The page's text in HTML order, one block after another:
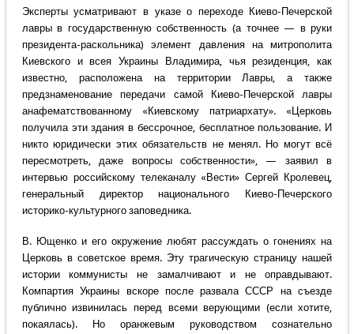
Эксперты усматривают в указе о переходе Киево-Печерской
лавры в государственную собственность (а точнее — в руки
президента-раскольника) элемент давления на митрополита
Киевского и всея Украины Владимира, чья резиденция, как
известно, расположена на территории Лавры, а также
предзнаменование передачи самой Киево-Печерской лавры
анафематствованному «Киевскому патриархату». «Церковь
получила эти здания в бессрочное, бесплатное пользование. И
никто юридически этих обязательств не менял. Но могут всё
пересмотреть, даже вопросы собственности», — заявил в
интервью российскому телеканалу «Вести» Сергей Кролевец,
генеральный директор национального Киево-Печерского
историко-культурного заповедника.
В. Ющенко и его окружение любят рассуждать о гонениях на
Церковь в советское время. Эту трагическую страницу нашей
истории коммунисты не замалчивают и не оправдывают.
Компартия Украины вскоре после развала СССР на съезде
публично извинилась перед всеми верующими (если хотите,
покаялась). Но оранжевым руководством сознательно